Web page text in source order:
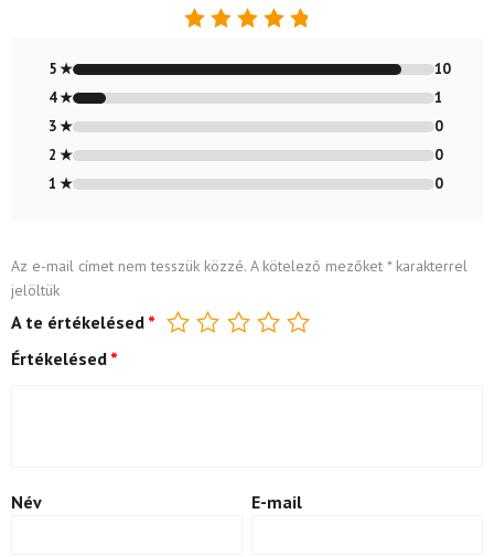
4.91/ 5
5 ★
10
4 ★
1
3 ★
0
2 ★
0
1 ★
0
Az e-mail címet nem tesszük közzé. A kötelező mezőket *karakterrel
jelöltük
A te értékelésed *
Értékelésed *
Név E-mail